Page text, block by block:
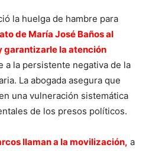
la huelga de hambre para
de María José Baños al
garantizarle la atención
a la persistente negativa de la
La abogada asegura que
una vulneración sistemática
de los presos políticos.
llaman a la movilización, a